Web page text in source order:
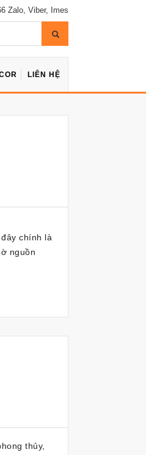
Zalo, Viber, Imes
LIÊN HỆ
chính là
nguồn
thủy,